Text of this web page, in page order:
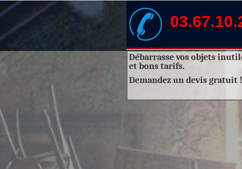
Débarrasse vos objets
et bons tarifs.
Demandez undevis gratuit !